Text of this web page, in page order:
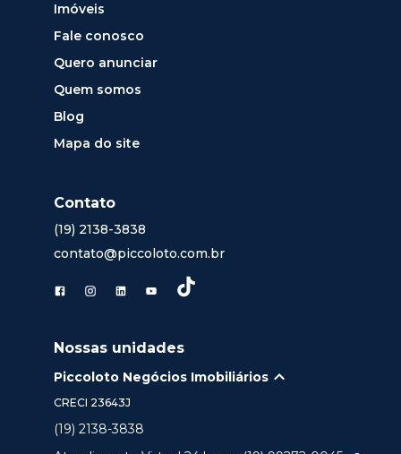
Imóveis
Fale conosco
Quero anunciar
Quem somos
Blog
Mapa do site
Contato
(19) 2138-3838
contato@piccoloto.com.br
Nossas unidades
Piccoloto Negócios Imobiliários
CRECI 23643J
(19) 2138-3838